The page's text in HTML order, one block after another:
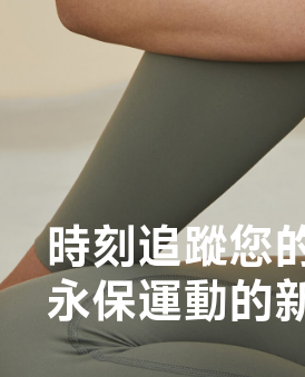
時刻追蹤您
永保運動的